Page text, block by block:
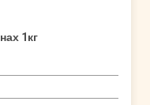
1кг